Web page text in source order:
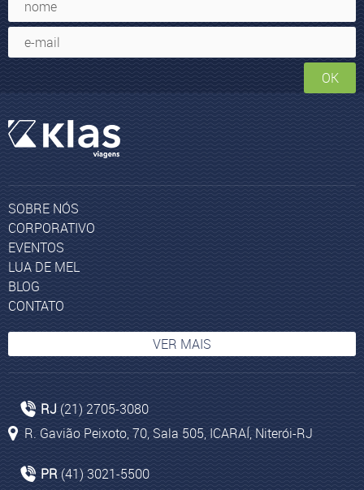
OK
SOBRE NÓS
CORPORATIVO
EVENTOS
LUA DE MEL
BLOG
CONTATO
VER MAIS
Pacotes aéreos para Ilhas Maurício
Pacotes de turismo para Egito
RJ (21) 2705-3080
R. Gavião Peixoto, 70, Sala 505, ICARAÍ, Niterói-RJ
PR (41) 3021-5500